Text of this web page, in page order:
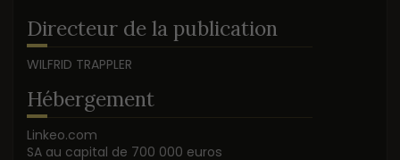
Directeur de la publication
WILFRID TRAPPLER
Hébergement
Linkeo.com
SA au capital de 700 000 euros